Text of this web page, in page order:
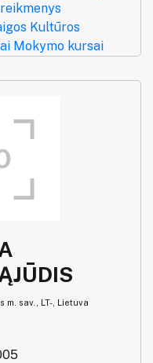
Kultūros
Mokymo kursai
m. sav., LT-, Lietuva